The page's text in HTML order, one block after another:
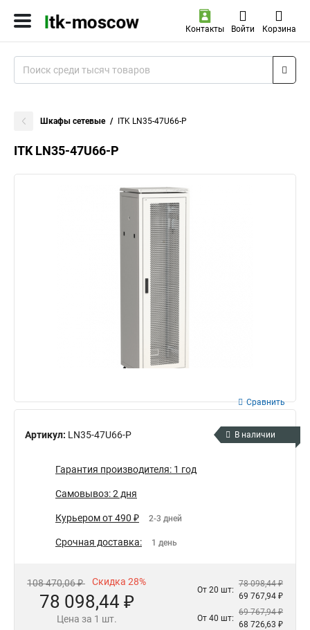
Контакты Войти Корзина
Шкафы сетевые ITK LN35-47U66-P
ITK LN35-47U66-P
Артикул: LN35-47U66-P
Сравнить
В наличии
Гарантия производителя: 1 год
Самовывоз: 2 дня
Курьером от 490 ₽ 2-3 дней
Срочная доставка: 1 день
108 470,06 ₽ Скидка 28%
78 098,44 ₽
Цена за 1 шт.
От 20 шт:
78 098,44 ₽
69 767,94 ₽
От 40 шт:
69 767,94 ₽
68 726,63 ₽